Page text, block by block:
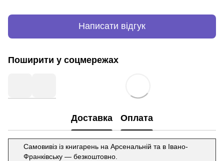
Написати відгук
Поширити у соцмережах
Доставка Оплата
Самовивіз із книгарень на Арсенальній та в Івано-
Франківську — безкоштовно.